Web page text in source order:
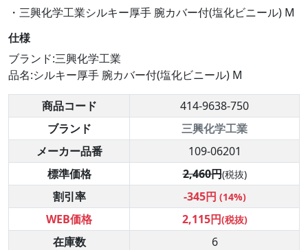
・三興化学工業シルキー厚手 腕カバー付(塩化ビニール) M
仕様
ブランド:三興化学工業
品名:シルキー厚手 腕カバー付(塩化ビニール) M
商品コード
414-9638-750
ブランド
三興化学工業
メーカー品番
109-06201
標準価格
2,460円(税抜)
割引率 -345円 (14%)
WEB価格 2,115円(税抜)
在庫数
6